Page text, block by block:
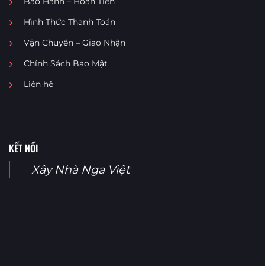
Hình Thức Thanh Toán
Vận Chuyển – Giao Nhận
Chính Sách Bảo Mật
Liên hệ
KẾT NỐI
Xây Nhà Nga Việt